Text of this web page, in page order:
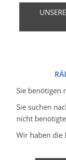
Sie benötigen
Sie suchen
nicht
Wir haben die